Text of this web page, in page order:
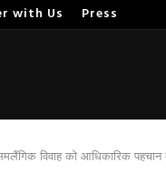
with Us Press
विवाह को आधिकारिक पहचान